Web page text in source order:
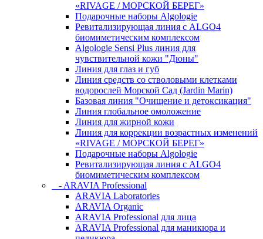
«RIVAGE / МОРСКОЙ БЕРЕГ»
Подарочные наборы Algologie
Ревитализирующая линия с ALGO4
биомиметическим комплексом
Algologie Sensi Plus линия для
чувcтвительной кожи "Дюны"
Линия для глаз и губ
Линия средств со стволовыми клетками
водорослей Морской Сад (Jardin Marin)
Базовая линия "Очищение и детоксикация"
Линия глобальное омоложение
Линия для жирной кожи
Линия для коррекции возрастных изменений
«RIVAGE / МОРСКОЙ БЕРЕГ»
Подарочные наборы Algologie
Ревитализирующая линия с ALGO4
биомиметическим комплексом
- ARAVIA Professional
ARAVIA Laboratories
ARAVIA Organic
ARAVIA Professional для лица
ARAVIA Professional для маникюра и